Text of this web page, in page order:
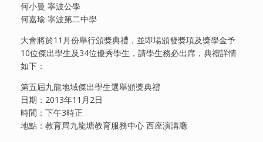
何小曼 寧波公學
何嘉瑜 寧波第二中學
大會將於11月份舉行頒獎典禮，並即場頒發獎項及獎學金予
10位傑出學生及34位優秀學生，請學生務必出席，典禮詳情
如下：
第五屆九龍地域傑出學生選舉頒獎典禮
日期：2013年11月2日
時間：下午3時正
地點：教育局九龍塘教育服務中心 西座演講廰